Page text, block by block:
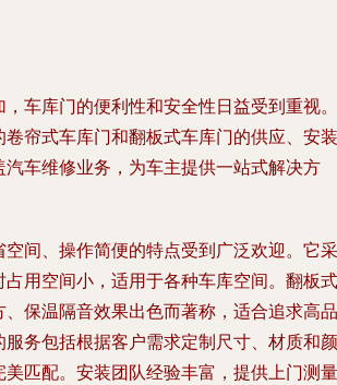
车库门的便利性和安全性日益受到重视。
帘式车库门和翻板式车库门的供应、安装
车维修业务，为车主提供一站式解决方
间、操作简便的特点受到广泛欢迎。它采
用空间小，适用于各种车库空间。翻板式
保温隔音效果出色而著称，适合追求高品
务包括根据客户需求定制尺寸、材质和颜
匹配。安装团队经验丰富，提供上门测量